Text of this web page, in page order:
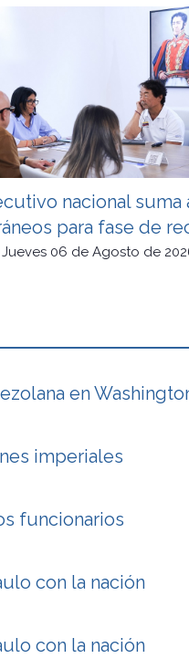
nacional suma
para fase de
Jueves 06 de Agosto de
en
imperiales
funcionarios
con la nación
con la nación